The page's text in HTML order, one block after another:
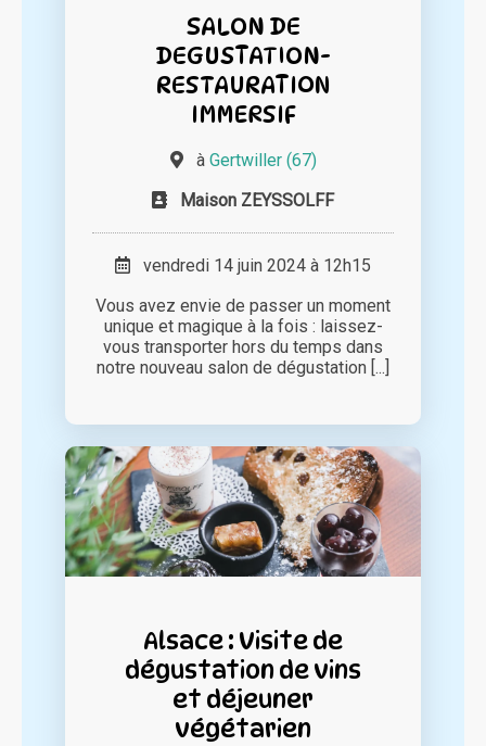
SALON DE
DEGUSTATION-
RESTAURATION
IMMERSIF
à Gertwiller (67)
Maison ZEYSSOLFF
vendredi 14 juin 2024 à 12h15
Vous avez envie de passer un moment
unique et magique à la fois : laissez-
vous transporter hors du temps dans
notre nouveau salon de dégustation [...]
Alsace : Visite de
dégustation de vins
et déjeuner
végétarien